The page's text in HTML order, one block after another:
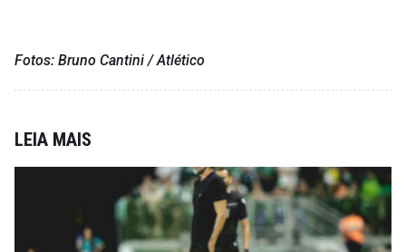
Fotos: Bruno Cantini / Atlético
LEIA MAIS